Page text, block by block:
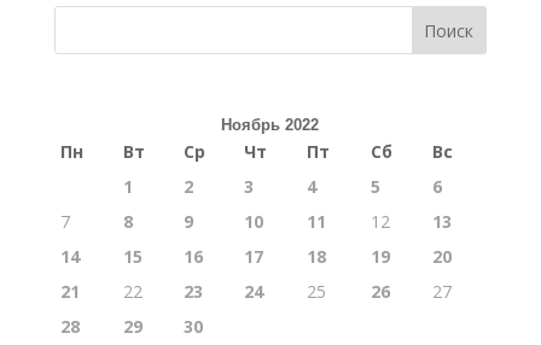
Поиск
Ноябрь 2022
Пн Вт Ср Чт Пт Сб
Вс
1
2 3 4 5
6
7
8 9 10 11 12
13
14
15 16 17 18 19
20
21
22 23 24 25 26
27
28
29
30